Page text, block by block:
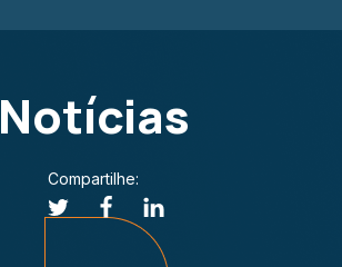
Notícias
Compartilhe: